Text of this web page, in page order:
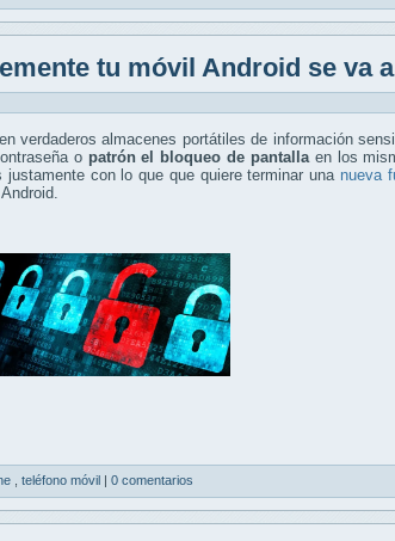
tu móvil Android se va
verdaderos almacenes portátiles de información
o patrón el bloqueo de pantallaen los
con lo que que quiere terminar una nueva
teléfono móvil 0 comentarios